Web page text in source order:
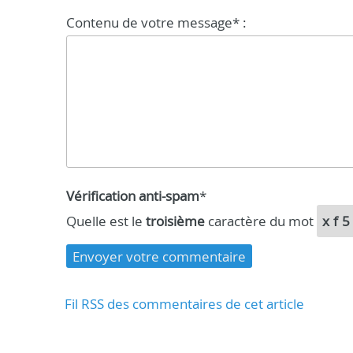
Contenu de votre message* :
Vérification anti-spam*
Quelle est le troisième caractère du mot
Fil RSS des commentaires de cet article